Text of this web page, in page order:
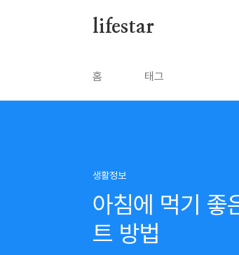
lifestar
홈 태그
생활정보
아침에 먹기 좋
트 방법